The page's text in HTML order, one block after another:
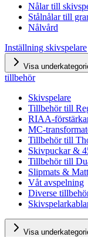
Nålar till
Stålnålar till
Nålvård
Inställning skivspelare
Visa
tillbehör
Skivspelare
Tillbehör till
RIAA-
MC-
Tillbehör till
Skivpuckar &
Tillbehör till
Slipmats &
Våt avspelning
Diverse
Visa